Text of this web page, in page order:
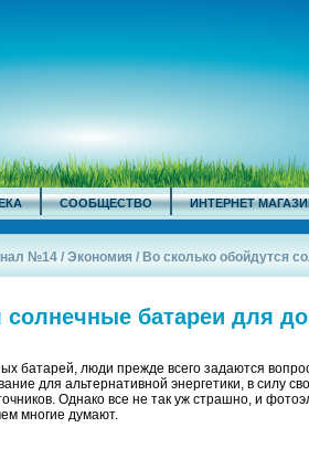
СООБЩЕСТВО ИНТЕРНЕТ
№14 /Экономия / Во сколько обойдутся
солнечные батареи для
батарей, люди прежде всего задаются
для альтернативной энергетики, в силу
Однако все не так уж страшно, и
многие думают.